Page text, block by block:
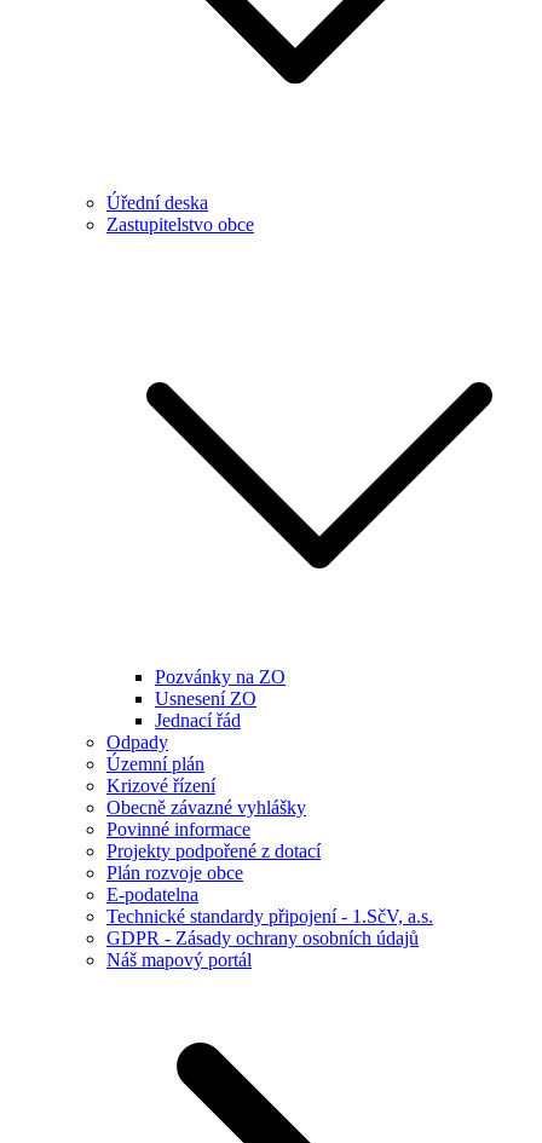
Úřední deska
Zastupitelstvo obce
Pozvánky na ZO
Usnesení ZO
Jednací řád
Odpady
Územní plán
Krizové řízení
Obecně závazné vyhlášky
Povinné informace
Projekty podpořené z dotací
Plán rozvoje obce
E-podatelna
Technické standardy připojení - 1.SčV, a.s.
GDPR - Zásady ochrany osobních údajů
Náš mapový portál